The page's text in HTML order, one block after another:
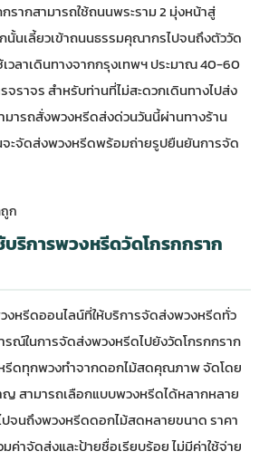
รากสามารถใช้ถนนพระราม 2 มุ่งหน้าสู่
นเลี้ยวเข้าถนนธรรมคุณากรไปจนถึงตัววัด
วลาเดินทางจากกรุงเทพฯ ประมาณ 40-60
ราจร สำหรับท่านที่ไม่สะดวกเดินทางไปส่ง
มารถสั่งพวงหรีดส่งด่วนวันนี้ผ่านทางร้าน
จะจัดส่งพวงหรีดพร้อมถ่ายรูปยืนยันการจัด
ก
บริการพวงหรีดวัดโกรกกราก
งหรีดออนไลน์ที่ให้บริการจัดส่งพวงหรีดทั่ว
รณ์ในการจัดส่งพวงหรีดไปยังวัดโกรกกราก
รีดทุกพวงทำจากดอกไม้สดคุณภาพ จัดโดย
สามารถเลือกแบบพวงหรีดได้หลากหลาย
ปจนถึงพวงหรีดดอกไม้สดหลายขนาด ราคา
ค่าจัดส่งและป้ายชื่อเรียบร้อย ไม่มีค่าใช้จ่าย